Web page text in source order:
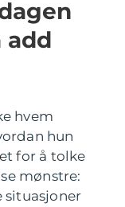
add
hvem
hun
for å tolke
mønstre:
situasjoner